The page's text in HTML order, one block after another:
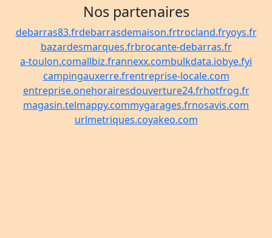
Nos partenaires
debarras83.frdebarrasdemaison.frtrocland.fryoys.fr
bazardesmarques.frbrocante-debarras.fr
a-toulon.comallbiz.frannexx.combulkdata.iobye.fyi
campingauxerre.frentreprise-locale.com
entreprise.onehorairesdouverture24.frhotfrog.fr
magasin.telmappy.commygarages.frnosavis.com
urlmetriques.coyakeo.com